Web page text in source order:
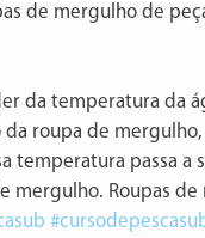
de mergulho de
da temperatura da
da roupa de
temperatura passa a
mergulho. Roupas